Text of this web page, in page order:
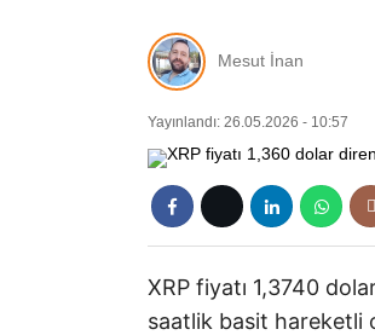
Mesut İnan
Yayınlandı: 26.05.2026 - 10:57
XRP fiyatı 1,3740
saatlik basit hareketli